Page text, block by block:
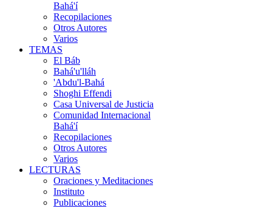
Bahá'í
Recopilaciones
Otros Autores
Varios
TEMAS
El Báb
Bahá'u'lláh
'Abdu'l-Bahá
Shoghi Effendi
Casa Universal de Justicia
Comunidad Internacional
Bahá'í
Recopilaciones
Otros Autores
Varios
LECTURAS
Oraciones y Meditaciones
Instituto
Publicaciones